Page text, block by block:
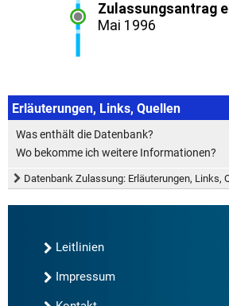
Erläuterungen, Links, Quellen
Was enthält die Datenbank?
Wo bekomme ich weitere Informationen?
Datenbank Zulassung: Erläuterungen, Links,
Leitlinien
Impressum